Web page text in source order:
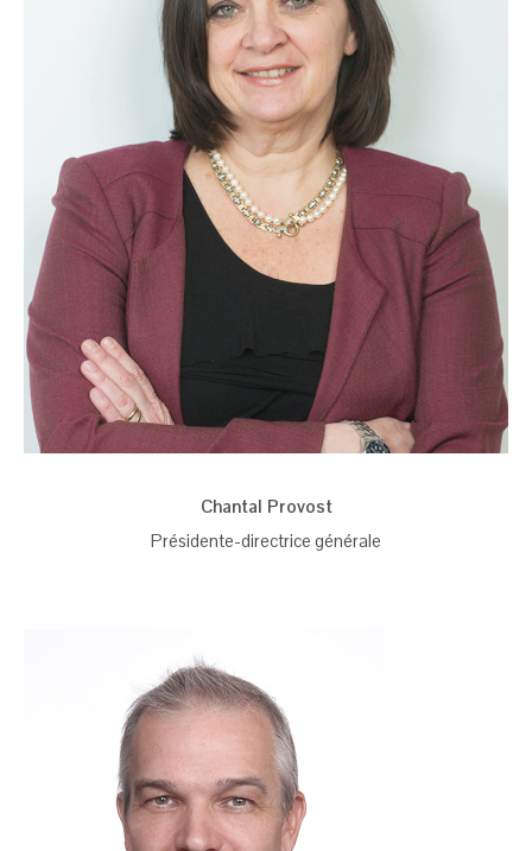
Chantal Provost
Présidente-directrice générale